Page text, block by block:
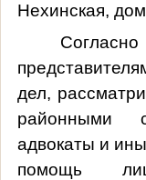
Нехинская,
п
дел,
районными
адвокаты и
помощь